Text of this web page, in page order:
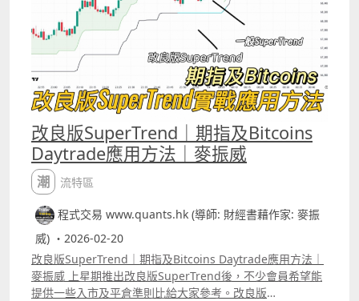
某個類型的因子權重會過大。 而且市場很可能有時候受波幅
影響較大，有時候又可能受成交量影響較大，不同的時間，
最主要會影響股價的因素有可能是不同的。 我們用Elastic
Net Regression來改良這個指標，簡單來說，模型會懂得告
訴你「這段時間這個因子沒用」，Elastic Regression不是
將計算變得更複雜，而是自動懂得在開市中判斷何時將計算
簡化。
改良版SuperTrend｜期指及Bitcoins
Daytrade應用方法｜麥振威
潮流特區
程式交易 www.quants.hk (導師: 財經書藉作家: 麥振
威) ・2026-02-20
改良版SuperTrend｜期指及Bitcoins Daytrade應用方法｜
麥振威 上星期推出改良版SuperTrend後，不少會員希望能
提供一些入市及平倉準則比給大家參考。改良版